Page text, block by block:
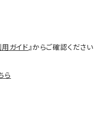
ガイド 』からご確認ください
ら